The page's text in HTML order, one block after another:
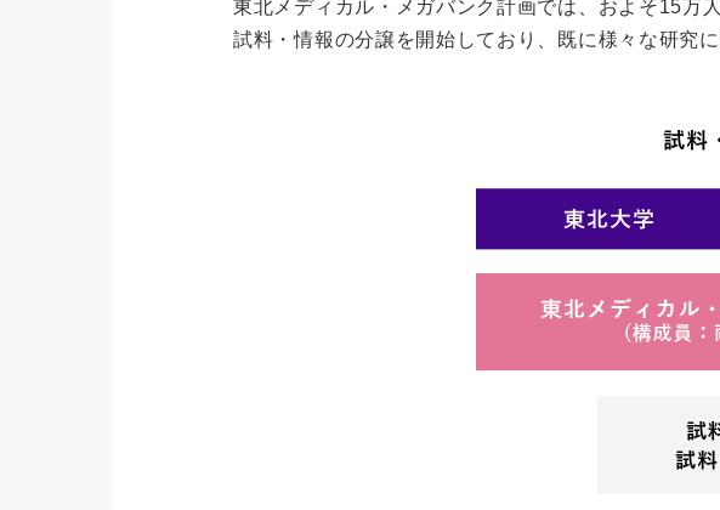
東北メディカル・メガバンク計画では、およそ15万
試料・情報の分譲を開始しており、既に様々な研究